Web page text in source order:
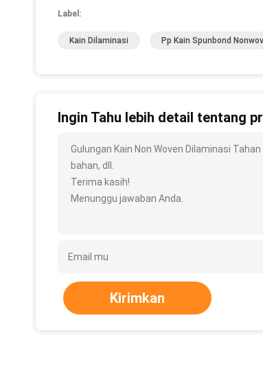
Label:
Kain Dilaminasi Pp Kain Spunbond
Ingin Tahu lebih detail tentang
Gulungan Kain Non Woven Dilaminasi
bahan, dll.
Terima kasih!
Menunggu jawaban Anda.
Kirimkan